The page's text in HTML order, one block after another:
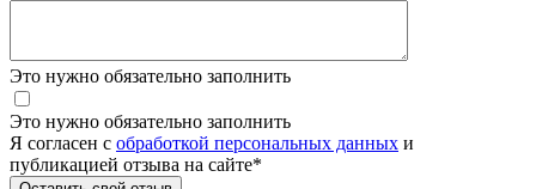
Это нужно обязательно заполнить
Это нужно обязательно заполнить
Я согласен c обработкой персональных данных и
публикацией отзыва на сайте*